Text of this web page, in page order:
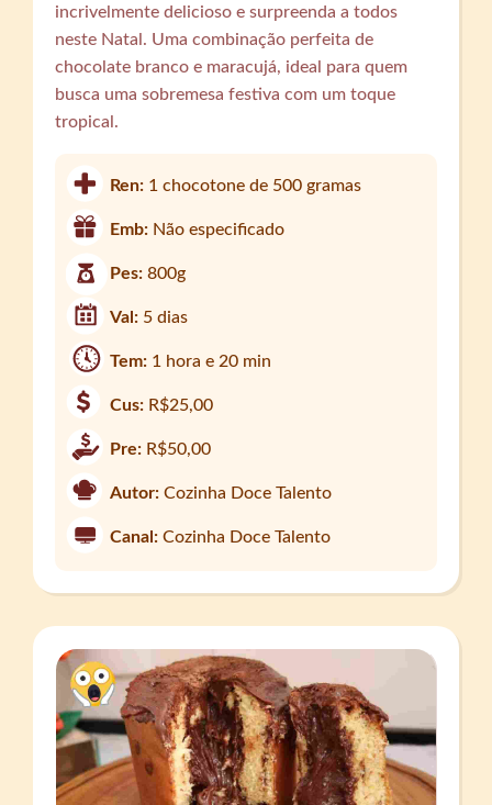
incrivelmente delicioso e surpreenda a todos
neste Natal. Uma combinação perfeita de
chocolate branco e maracujá, ideal para quem
busca uma sobremesa festiva com um toque
tropical.
Ren: 1 chocotone de 500 gramas
Emb: Não especificado
Pes:800g
Val: 5 dias
Tem: 1 hora e 20 min
Cus: R$25,00
Pre: R$50,00
Autor: Cozinha Doce Talento
Canal: Cozinha Doce Talento